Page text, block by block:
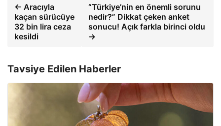
← Aracıyla
kaçan sürücüye
32 bin lira ceza
kesildi
“Türkiye’nin en önemli sorunu
nedir?” Dikkat çeken anket
sonucu! Açık farkla birinci oldu
→
Tavsiye Edilen Haberler